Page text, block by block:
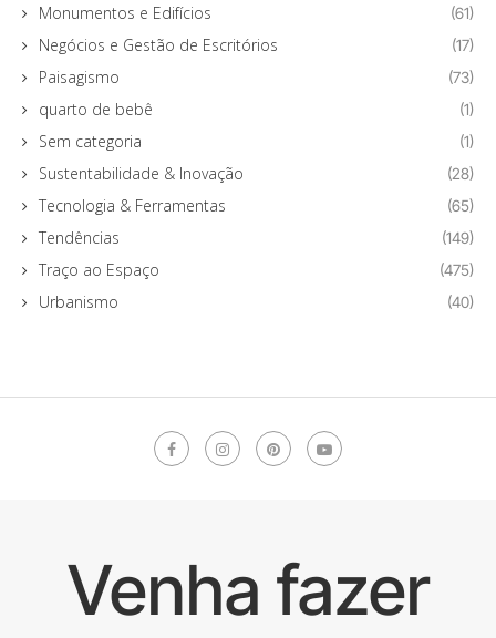
Monumentos e Edifícios (61)
Negócios e Gestão de Escritórios (17)
Paisagismo (73)
quarto de bebê (1)
Sem categoria (1)
Sustentabilidade & Inovação (28)
Tecnologia & Ferramentas (65)
Tendências (149)
Traço ao Espaço (475)
Urbanismo (40)
Venha fazer